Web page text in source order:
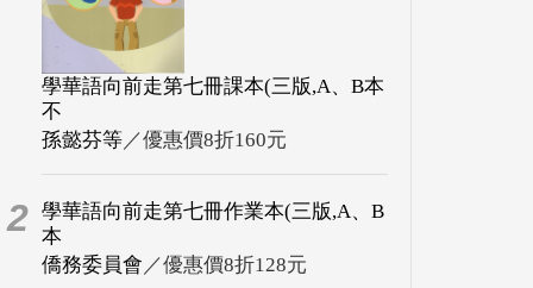
學華語向前走第七冊課本(三版,A、B本
不
孫懿芬等／優惠價8折160元
2 學華語向前走第七冊作業本(三版,A、B
本
僑務委員會 ／優惠價8折128元